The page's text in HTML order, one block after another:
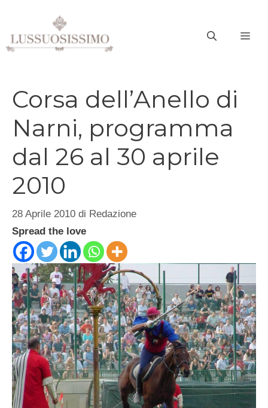
contenuto
Corsa dell’Anello di
Narni, programma
dal 26 al 30 aprile
2010
28 Aprile 2010 di Redazione
Spread the love